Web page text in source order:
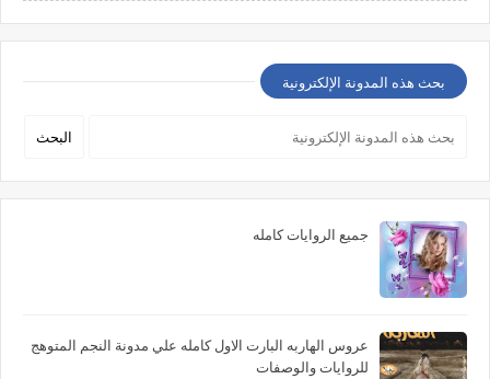
بحث هذه المدونة الإلكترونية
جميع الروايات كامله
عروس الهاربه البارت الاول كامله علي مدونة النجم المتوهج
للروايات والوصفات